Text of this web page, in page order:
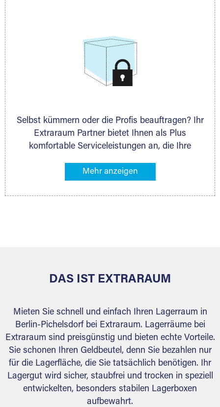
Selbst kümmern oder die Profis beauftragen? Ihr
Extraraum Partner bietet Ihnen als Plus
komfortable Serviceleistungen an, die Ihre
gehören z. B. Verpackungsservice, Lieferung von
Ihr Lagergut wird bei Ihrem Extraraum Partner
DAS IST EXTRARAUM
Mieten Sie schnell und einfach Ihren Lagerraum in
Berlin-Pichelsdorf bei Extraraum. Lagerräume bei
Extraraum sind preisgünstig und bieten echte Vorteile.
Sie schonen Ihren Geldbeutel, denn Sie bezahlen nur
für die Lagerfläche, die Sie tatsächlich benötigen. Ihr
Lagergut wird sicher, staubfrei und trocken in speziell
entwickelten, besonders stabilen Lagerboxen
aufbewahrt.